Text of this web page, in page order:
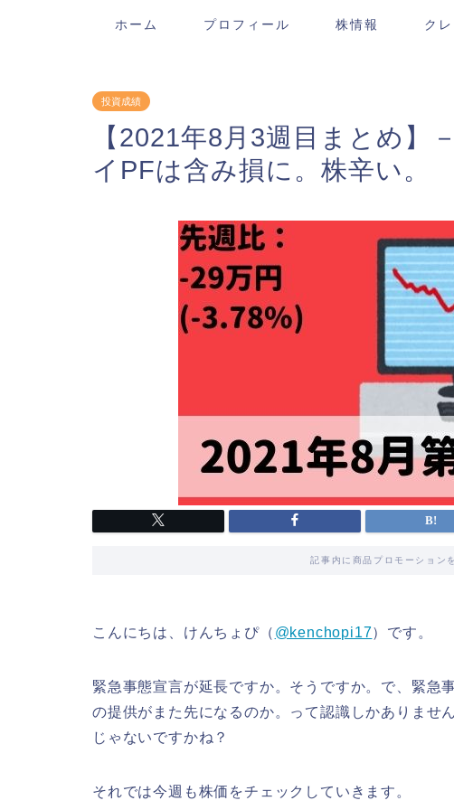
ホーム プロフィール 株情報 ク
投資成績
【2021年8月3週目まとめ】
イPFは含み損に。株辛い。
記事内に商品プロモーション
こんにちは、けんちょぴ（ @kenchopi17）です。
緊急事態宣言が延長ですか。そうですか。で、緊急
の提供がまた先になるのか。って認識しかありませ
じゃないですかね？
それでは今週も株価をチェックしていきます。